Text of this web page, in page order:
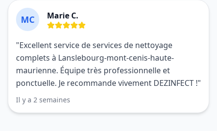
MC Marie C.
"Excellent service de services de nettoyage
complets à Lanslebourg-mont-cenis-haute-
maurienne. Équipe très professionnelle et
ponctuelle. Je recommande vivement DEZINFECT !"
Il y a 2 semaines